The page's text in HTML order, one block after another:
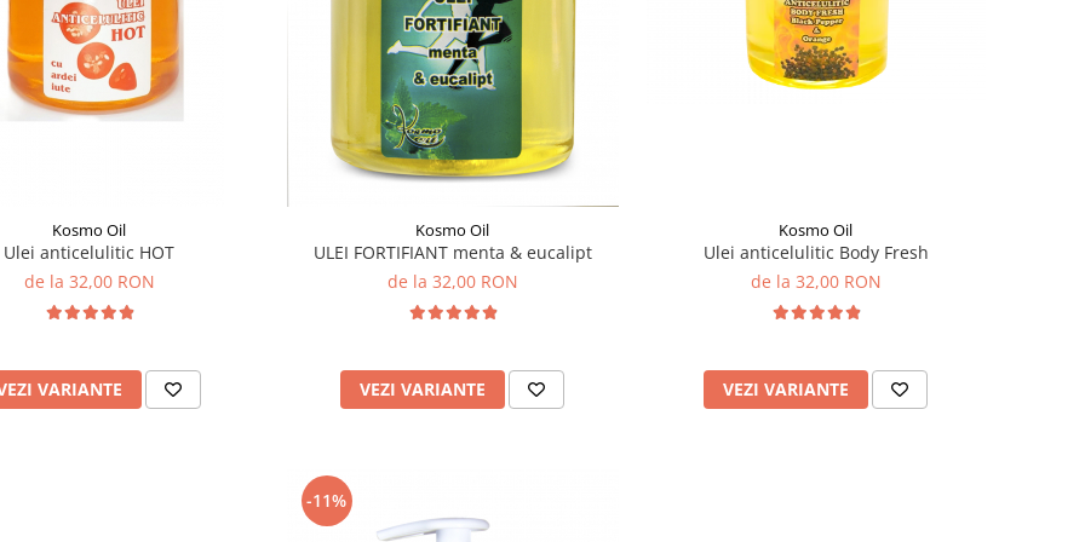
Kosmo Oil
Ulei anticelulitic HOT
de la 32,00 RON
VARIANTE
Kosmo Oil
ULEI FORTIFIANT menta & eucalipt
de la 32,00 RON
VEZI VARIANTE
Kosmo Oil
Ulei anticelulitic Body Fresh
de la 32,00 RON
VEZI VARIANTE
-11%